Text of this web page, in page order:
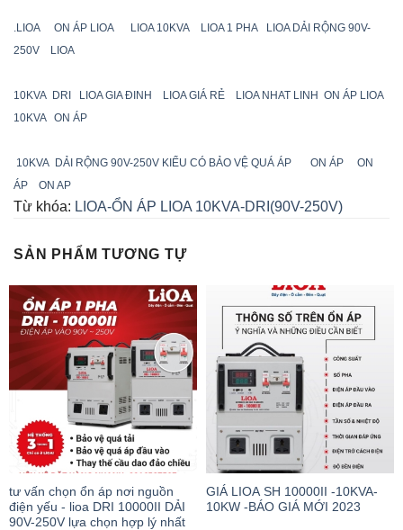
.LIOA ON ÁP LIOA LIOA 10KVA LIOA 1 PHA
LIOA DẢI RỘNG 90V-
250V
LIOA
10KVA DRI LIOA GIA ĐINH LIOA GIÁ RẺ LIOA NHAT LINH ON ÁP LIOA
10KVA
ON ÁP
10KVA DẢI RỘNG 90V-250V KIỂU CÓ BẢO VỆ QUÁ ÁP ON ÁP
ON
ÁP
ON AP
Từ khóa: LIOA-ỔN ÁP LIOA 10KVA-DRI(90V-250V)
SẢN PHẨM TƯƠNG TỰ
tư vấn chọn ổn áp nơi nguồn
điện yếu - lioa DRI 10000II DẢI
90V-250V lựa chọn hợp lý nhất
GIÁ LIOA SH 10000II -10KVA-
10KW -BÁO GIÁ MỚI 2023